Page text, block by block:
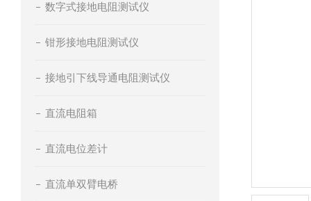
数字式接地电阻测试仪
钳形接地电阻测试仪
接地引下线导通电阻测试仪
直流电阻箱
直流电位差计
直流单双臂电桥